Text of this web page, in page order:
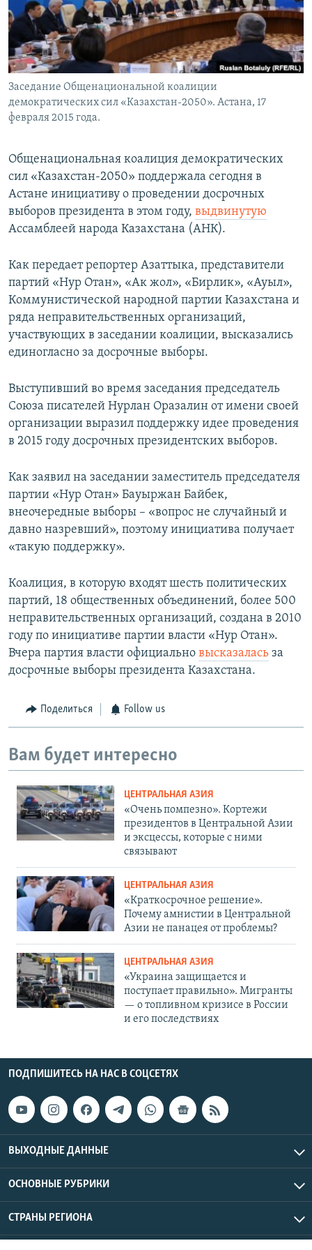
Заседание Общенациональной коалиции
демократических сил «Казахстан-2050». Астана, 17
февраля 2015 года.
Общенациональная коалиция демократических
сил «Казахстан-2050» поддержала сегодня в
Астане инициативу о проведении досрочных
выборов президента в этом году, выдвинутую
Ассамблеей народа Казахстана (АНК).
Как передает репортер Азаттыка, представители
партий «Нур Отан», «Ак жол», «Бирлик», «Ауыл»,
Коммунистической народной партии Казахстана и
ряда неправительственных организаций,
участвующих в заседании коалиции, высказались
единогласно за досрочные выборы.
Выступивший во время заседания председатель
Союза писателей Нурлан Оразалин от имени своей
организации выразил поддержку идее проведения
в 2015 году досрочных президентских выборов.
Как заявил на заседании заместитель председателя
партии «Нур Отан» Бауыржан Байбек,
внеочередные выборы – «вопрос не случайный и
давно назревший», поэтому инициатива получает
«такую поддержку».
Коалиция, в которую входят шесть политических
партий, 18 общественных объединений, более 500
неправительственных организаций, создана в 2010
году по инициативе партии власти «Нур Отан».
Вчера партия власти официально высказалась за
досрочные выборы президента Казахстана.
Поделиться Follow us
Вам будет интересно
ЦЕНТРАЛЬНАЯ АЗИЯ
«Очень помпезно». Кортежи
президентов в Центральной Азии
и эксцессы, которые с ними
связывают
ЦЕНТРАЛЬНАЯ АЗИЯ
«Краткосрочное решение».
Почему амнистии в Центральной
Азии не панацея от проблемы?
ЦЕНТРАЛЬНАЯ АЗИЯ
«Украина защищается и
поступает правильно». Мигранты
— о топливном кризисе в России
и его последствиях
ПОДПИШИТЕСЬ НА НАС В СОЦСЕТЯХ
ВЫХОДНЫЕ ДАННЫЕ
ОСНОВНЫЕ РУБРИКИ
СТРАНЫ РЕГИОНА